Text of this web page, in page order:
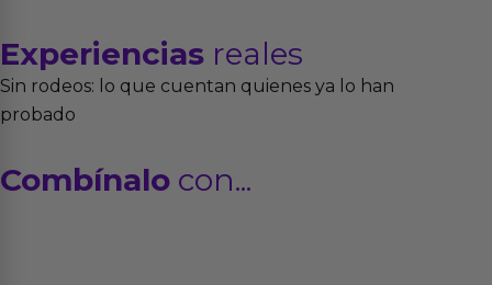
Experiencias reales
Sin rodeos: lo que cuentan quienes ya lo han
probado
Combínalo con...